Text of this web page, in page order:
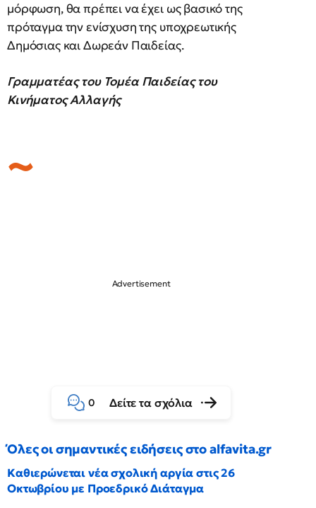
μόρφωση, θα πρέπει να έχει ως βασικό της
πρόταγμα την ενίσχυση της υποχρεωτικής
Δημόσιας και Δωρεάν Παιδείας.
Γραμματέας του Τομέα Παιδείας του
Κινήματος Αλλαγής
0 Δείτε τα σχόλια
Όλες οι σημαντικές ειδήσεις στο alfavita.gr
Καθιερώνεται νέα σχολική αργία στις 26
Οκτωβρίου με Προεδρικό Διάταγμα